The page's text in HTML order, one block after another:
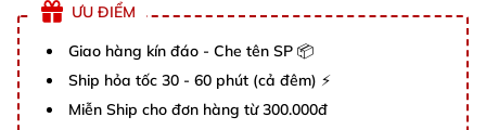
ƯU ĐIỂM
Giao hàng kín đáo - Che tên SP 📦
Ship hỏa tốc 30 - 60 phút (cả đêm) ⚡
Miễn Ship cho đơn hàng từ 300.000đ